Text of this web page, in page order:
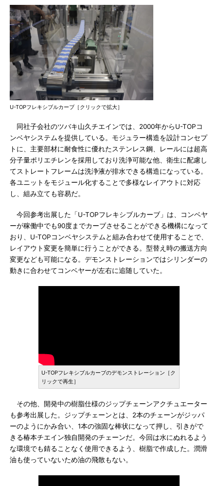
U-TOPフレキシブルカーブ［クリックで拡大］
同社子会社のツバキ山久チエインでは、2000年からU-TOPコ
ンベヤシステムを提供している。モジュラー構造を設計コンセプ
トに、主要部材に耐食性に優れたステンレス鋼、レールには超高
分子量ポリエチレンを採用しており洗浄可能な他、衛生に配慮し
てストレートフレームは洗浄液が排水できる構造になっている。
各ユニットをモジュール化することで多様なレイアウトに対応
し、組み立ても容易だ。
今回参考出展した「U-TOPフレキシブルカーブ」は、コンベヤ
ーが稼働中でも90度までカーブさせることができる機構になって
おり、U-TOPコンベヤシステムと組み合わせて使用することで、
レイアウト変更を簡単に行うことができる。型替え時の搬送方向
変更なども可能になる。デモンストレーションではシリンダーの
動きに合わせてコンベヤーが左右に追随していた。
U-TOPフレキシブルカーブのデモンストレーション［ク
リックで再生］
その他、開発中の樹脂仕様のジップチェーンアクチュエーター
も参考出展した。ジップチェーンとは、2本のチェーンがジッパ
ーのようにかみ合い、1本の強固な棒状になって押し、引きがで
きる椿本チエイン独自開発のチェーンだ。今回は水にぬれるよう
な環境でも錆ることなく使用できるよう、樹脂で作成した。潤滑
油も使っていないため油の飛散もない。